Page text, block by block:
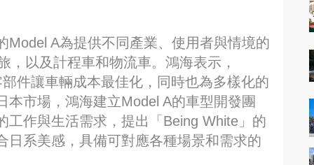
A為提供不同產業、使用者與情境的
，以及計程車和物流車。鴻海表示，
件讓車輛成本最佳化，同時也為多樣化的
市場，鴻海建立Model A的車型開發團
工作與生活需求，提出「Being White」的
日系美感，具備可對應各種場景和需求的